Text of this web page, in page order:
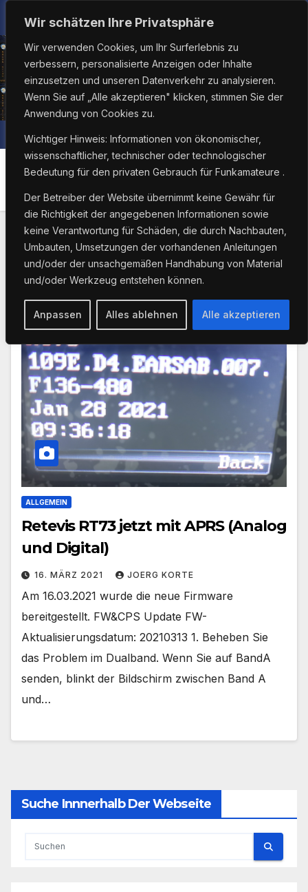
Wir schätzen Ihre Privatsphäre
Wir verwenden Cookies, um Ihr Surferlebnis zu
verbessern, personalisierte Anzeigen oder Inhalte
einzusetzen und unseren Datenverkehr zu analysieren.
Wenn Sie auf „Alle akzeptieren" klicken, stimmen Sie der
Anwendung von Cookies zu.
Wichtiger Hinweis: Informationen von ökonomischer,
wissenschaftlicher, technischer oder technologischer
Bedeutung für den privaten Gebrauch für Funkamateure .
Der Betreiber der Website übernimmt keine Gewähr für
die Richtigkeit der angegebenen Informationen sowie
keine Verantwortung für Schäden, die durch Nachbauten,
Umbauten, Umsetzungen der vorhandenen Anleitungen
und/oder der unsachgemäßen Handhabung von Material
und/oder Werkzeug entstehen können.
Anpassen Alles ablehnen Alle akzeptieren
Inhalt
springen
So.. Aug. 9th, 2026 9:27:40 AM
Schlagwort:dprs
ALLGEMEIN
Retevis RT73 jetzt mit APRS (Analog
und Digital)
16. MÄRZ 2021 JOERG KORTE
Am 16.03.2021 wurde die neue Firmware
bereitgestellt. FW&CPS Update FW-
Aktualisierungsdatum: 20210313 1. Beheben Sie
das Problem im Dualband. Wenn Sie auf BandA
senden, blinkt der Bildschirm zwischen Band A
und…
Suche Innnerhalb Der Webseite